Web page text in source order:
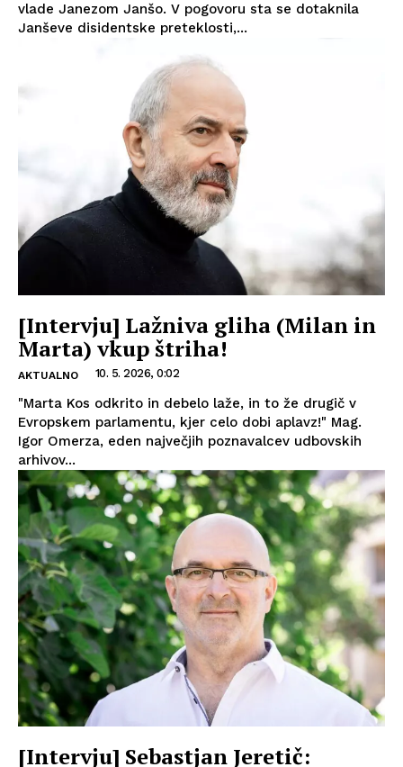
vlade Janezom Janšo. V pogovoru sta se dotaknila
Janševe disidentske preteklosti,...
[Intervju] Lažniva gliha (Milan in
Marta) vkup štriha!
AKTUALNO 10. 5. 2026, 0:02
"Marta Kos odkrito in debelo laže, in to že drugič v
Evropskem parlamentu, kjer celo dobi aplavz!" Mag.
Igor Omerza, eden največjih poznavalcev udbovskih
arhivov...
[Intervju] Sebastjan Jeretič: